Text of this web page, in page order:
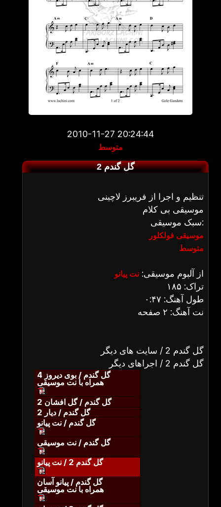
2010-11-27 20:24:44
متوسط
گل گندم 2
تنظیم و اجرا از فریبرز لاچینی
موسیقی بی کلام
سبک موسیقی:
موسیقی فولکلور
متوسط
از آلبوم موسیقی: نت پیانو
تراک: ۱۸۵
طول آهنگ: ۰:۴۷
نت آهنگ: ۲ صفحه
گل گندم 2 / سایت های دیگر
گل گندم 2 / اجراهای دیگر
گل گندم / بوی دیروز 4
همراه با نت موسیقی
گل گندم / گل افشان 2
گل گندم / دیار 2
گل گندم / نت پیانو
گل گندم / نت موسیقی
گل گندم 2 / نت پیانو
گل گندم / پیانو آسان
همراه با نت موسیقی